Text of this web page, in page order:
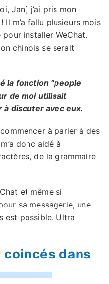
Jan) j’ai pris mon
Il m’a fallu plusieurs mois
installer WeChat.
chinois se serait
la fonction “people
de moi utilisait
à discuter avec eux.
commencer à parler à des
donc aidé à
de la grammaire
et même si
sa messagerie, une
est possible. Ultra
dans